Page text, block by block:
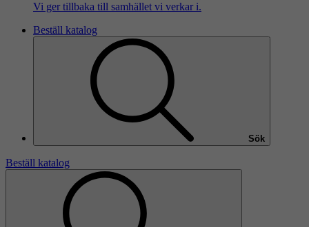
Vi ger tillbaka till samhället vi verkar i.
Beställ katalog
Sök
Beställ katalog